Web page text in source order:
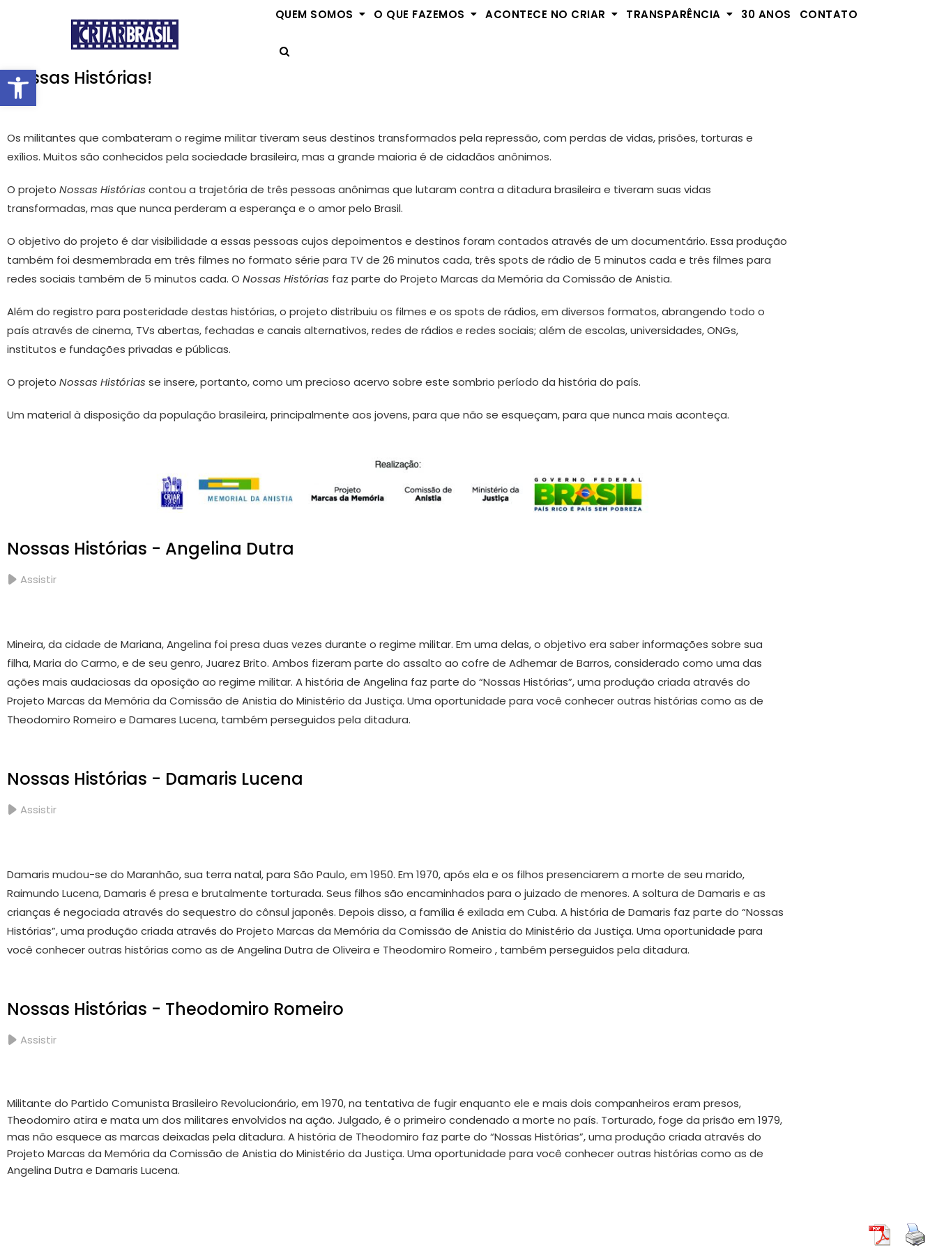
Abrir a barra de ferramentas
QUEM SOMOS O QUE FAZEMOS ACONTECE NO CRIAR TRANSPARÊNCIA 30 ANOS CONTATO
Nossas Histórias!
Os militantes que combateram o regime militar tiveram seus destinos transformados pela repressão, com perdas de vidas, prisões, torturas e
exílios. Muitos são conhecidos pela sociedade brasileira, mas a grande maioria é de cidadãos anônimos.
O projeto Nossas Histórias contou a trajetória de três pessoas anônimas que lutaram contra a ditadura brasileira e tiveram suas vidas
transformadas, mas que nunca perderam a esperança e o amor pelo Brasil.
O objetivo do projeto é dar visibilidade a essas pessoas cujos depoimentos e destinos foram contados através de um documentário. Essa produção
também foi desmembrada em três filmes no formato série para TV de 26 minutos cada, três spots de rádio de 5 minutos cada e três filmes para
redes sociais também de 5 minutos cada. O Nossas Histórias faz parte do Projeto Marcas da Memória da Comissão de Anistia.
Além do registro para posteridade destas histórias, o projeto distribuiu os filmes e os spots de rádios, em diversos formatos, abrangendo todo o
país através de cinema, TVs abertas, fechadas e canais alternativos, redes de rádios e redes sociais; além de escolas, universidades, ONGs,
institutos e fundações privadas e públicas.
O projeto Nossas Histórias se insere, portanto, como um precioso acervo sobre este sombrio período da história do país.
Um material à disposição da população brasileira, principalmente aos jovens, para que não se esqueçam, para que nunca mais aconteça.
Nossas Histórias - Angelina Dutra
Assistir
Mineira, da cidade de Mariana, Angelina foi presa duas vezes durante o regime militar. Em uma delas, o objetivo era saber informações sobre sua
filha, Maria do Carmo, e de seu genro, Juarez Brito. Ambos fizeram parte do assalto ao cofre de Adhemar de Barros, considerado como uma das
ações mais audaciosas da oposição ao regime militar. A história de Angelina faz parte do “Nossas Histórias”, uma produção criada através do
Projeto Marcas da Memória da Comissão de Anistia do Ministério da Justiça. Uma oportunidade para você conhecer outras histórias como as de
Theodomiro Romeiro e Damares Lucena, também perseguidos pela ditadura.
Nossas Histórias - Damaris Lucena
Assistir
Damaris mudou-se do Maranhão, sua terra natal, para São Paulo, em 1950. Em 1970, após ela e os filhos presenciarem a morte de seu marido,
Raimundo Lucena, Damaris é presa e brutalmente torturada. Seus filhos são encaminhados para o juizado de menores. A soltura de Damaris e as
crianças é negociada através do sequestro do cônsul japonês. Depois disso, a família é exilada em Cuba. A história de Damaris faz parte do “Nossas
Histórias”, uma produção criada através do Projeto Marcas da Memória da Comissão de Anistia do Ministério da Justiça. Uma oportunidade para
você conhecer outras histórias como as de Angelina Dutra de Oliveira e Theodomiro Romeiro , também perseguidos pela ditadura.
Nossas Histórias - Theodomiro Romeiro
Assistir
Militante do Partido Comunista Brasileiro Revolucionário, em 1970, na tentativa de fugir enquanto ele e mais dois companheiros eram presos,
Theodomiro atira e mata um dos militares envolvidos na ação. Julgado, é o primeiro condenado a morte no país. Torturado, foge da prisão em 1979,
mas não esquece as marcas deixadas pela ditadura. A história de Theodomiro faz parte do “Nossas Histórias”, uma produção criada através do
Projeto Marcas da Memória da Comissão de Anistia do Ministério da Justiça. Uma oportunidade para você conhecer outras histórias como as de
Angelina Dutra e Damaris Lucena.